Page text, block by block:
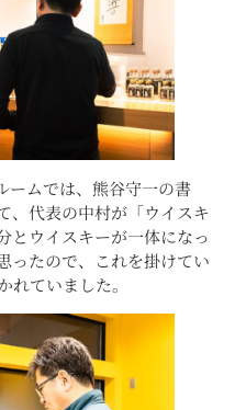
ームでは、熊谷守一の書
、代表の中村が「ウイスキ
とウイスキーが一体になっ
ったので、これを掛けてい
ていました。